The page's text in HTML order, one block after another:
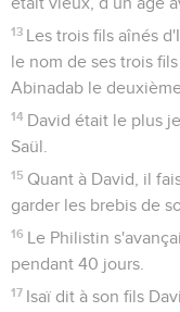
13 Les trois fils aînés
le nom de ses trois
Abinadab le
14 David était le plus
Saül.
15 Quant à David, il
garder les brebis de
16 Le Philistin
pendant 40 jours.
17 Isaï dit à son fils